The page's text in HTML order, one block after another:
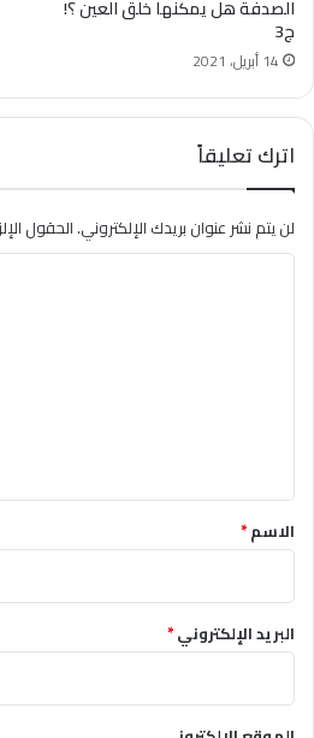
الصدفة هل يمكنها خلق العين ؟!
ج3
14 أبريل، 2021
اترك تعليقاً
لن يتم نشر عنوان بريدك الإلكتروني.الحقول
*الاسم*
البريد الإلكتروني*